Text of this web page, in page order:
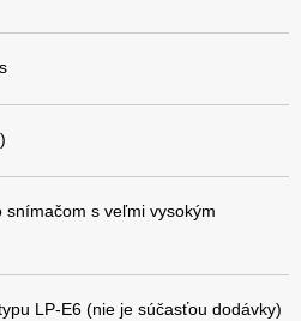
s veľmi vysokým
LP-E6 (nie je súčasťou dodávky)